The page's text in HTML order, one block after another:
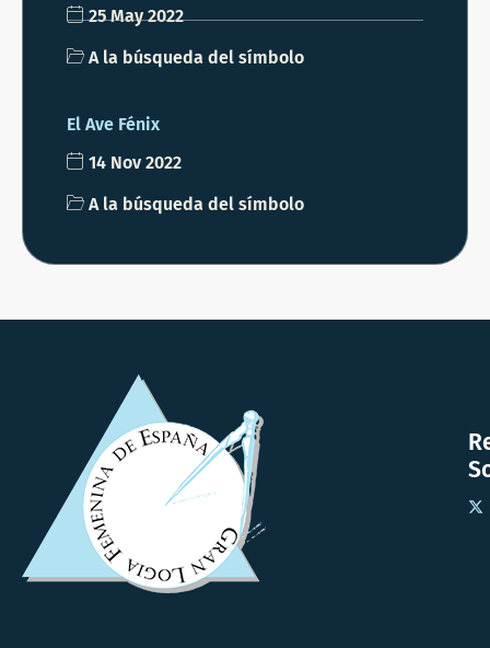
25 May 2022
A la búsqueda del símbolo
El Ave Fénix
14 Nov 2022
A la búsqueda del símbolo